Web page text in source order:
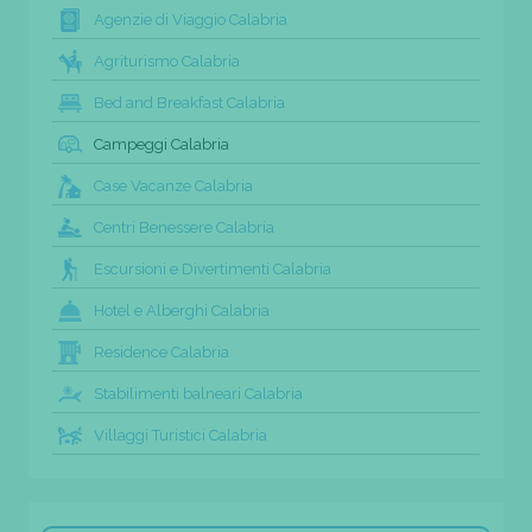
Agenzie di Viaggio Calabria
Agriturismo Calabria
Bed and Breakfast Calabria
Campeggi Calabria
Case Vacanze Calabria
Centri Benessere Calabria
Escursioni e Divertimenti Calabria
Hotel e Alberghi Calabria
Residence Calabria
Stabilimenti balneari Calabria
Villaggi Turistici Calabria